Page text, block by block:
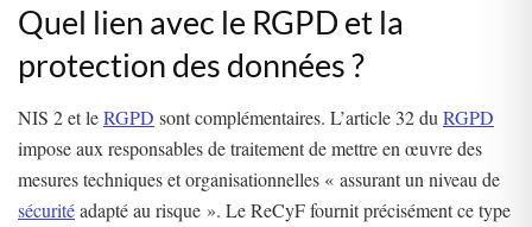
Quel lien avec le RGPD et la
protection des données ?
NIS 2 et leRGPD sont complémentaires. L’article 32 duRGPD
impose aux responsables de traitement de mettre en œuvre des
mesures techniques et organisationnelles « assurant un niveau de
sécuritéadapté au risque ». Le ReCyF fournit précisément ce type